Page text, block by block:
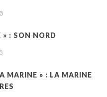
» : SON NORD
MARINE » : LA MARINE